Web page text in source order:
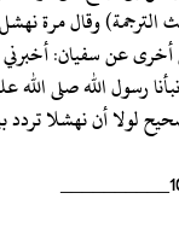
الترجمة) وقال مرة
عن سفيان:
رسول الله صلى الله
لولا أن نهشلا تردد